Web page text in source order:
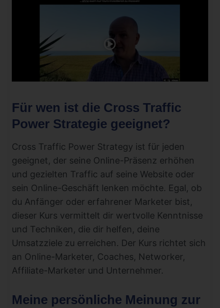
Für wen ist die Cross Traffic
Power Strategie geeignet?
Cross Traffic Power Strategy ist für jeden
geeignet, der seine Online-Präsenz erhöhen
und gezielten Traffic auf seine Website oder
sein Online-Geschäft lenken möchte. Egal, ob
du Anfänger oder erfahrener Marketer bist,
dieser Kurs vermittelt dir wertvolle Kenntnisse
und Techniken, die dir helfen, deine
Umsatzziele zu erreichen. Der Kurs richtet sich
an Online-Marketer, Coaches, Networker,
Affiliate-Marketer und Unternehmer.
Meine persönliche Meinung zur